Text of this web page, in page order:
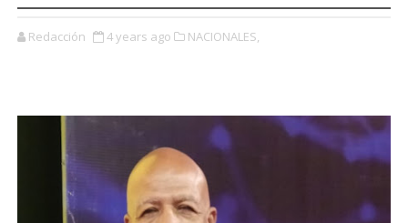
Redacción 4 years ago NACIONALES,